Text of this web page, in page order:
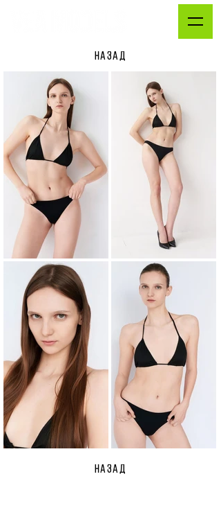
НАЗАД
НАЗАД